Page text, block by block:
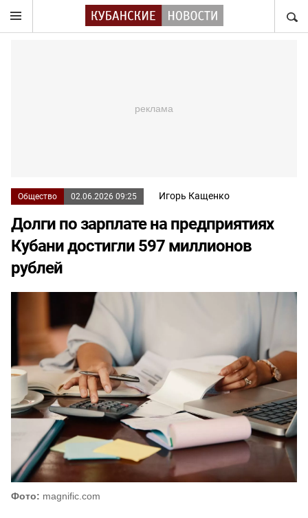
Общество 02.06.2026 09:25 Игорь Кащенко
Долги по зарплате на предприятиях
Кубани достигли 597 миллионов
рублей
Фото: magnific.com